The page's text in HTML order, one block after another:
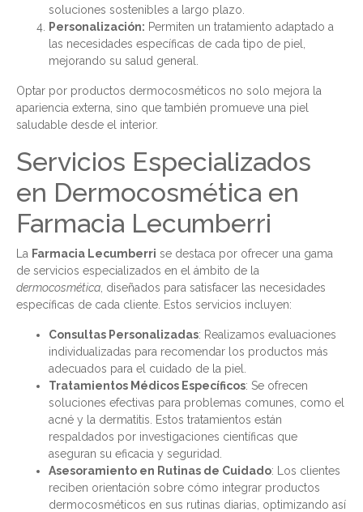
soluciones sostenibles a largo plazo.
Personalización: Permiten un tratamiento adaptado a
las necesidades específicas de cada tipo de piel,
mejorando su salud general.
Optar por productos dermocosméticos no solo mejora la
apariencia externa, sino que también promueve una piel
saludable desde el interior.
Servicios Especializados
en Dermocosmética en
Farmacia Lecumberri
La Farmacia Lecumberri se destaca por ofrecer una gama
de servicios especializados en el ámbito de la
dermocosmética , diseñados para satisfacer las necesidades
específicas de cada cliente. Estos servicios incluyen:
Consultas Personalizadas: Realizamos evaluaciones
individualizadas para recomendar los productos más
adecuados para el cuidado de la piel.
Tratamientos Médicos Específicos: Se ofrecen
soluciones efectivas para problemas comunes, como el
acné y la dermatitis. Estos tratamientos están
respaldados por investigaciones científicas que
aseguran su eficacia y seguridad.
Asesoramiento en Rutinas de Cuidado: Los clientes
reciben orientación sobre cómo integrar productos
dermocosméticos en sus rutinas diarias, optimizando así